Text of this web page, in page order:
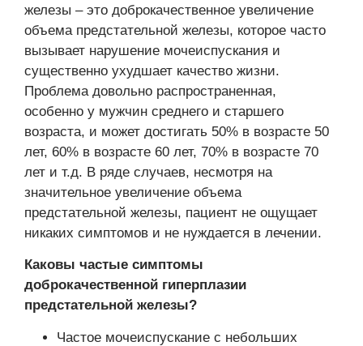
железы – это доброкачественное увеличение
объема предстательной железы, которое часто
вызывает нарушение мочеиспускания и
существенно ухудшает качество жизни.
Проблема довольно распространенная,
особенно у мужчин среднего и старшего
возраста, и может достигать 50% в возрасте 50
лет, 60% в возрасте 60 лет, 70% в возрасте 70
лет и т.д. В ряде случаев, несмотря на
значительное увеличение объема
предстательной железы, пациент не ощущает
никаких симптомов и не нуждается в лечении.
Каковы частые симптомы
доброкачественной гиперплазии
предстательной железы?
Частое мочеиспускание с небольших